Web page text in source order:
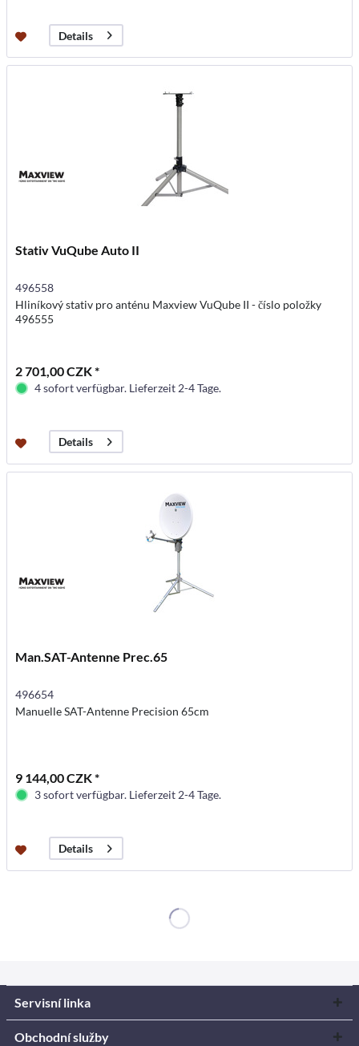
Details
Stativ VuQube Auto II
496558
Hliníkový stativ pro anténu Maxview VuQube II - číslo položky
496555
2 701,00 CZK *
4 sofort verfügbar. Lieferzeit 2-4 Tage.
Details
Man.SAT-Antenne Prec.65
496654
Manuelle SAT-Antenne Precision 65cm
9 144,00 CZK *
3 sofort verfügbar. Lieferzeit 2-4 Tage.
Details
Servisní linka
Obchodní služby